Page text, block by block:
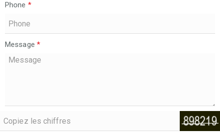
Phone *
Message *